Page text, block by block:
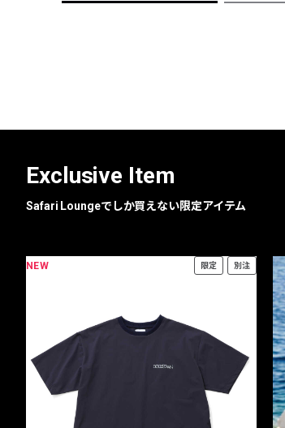
フォーカスブ
Exclusive Item
Safari Loungeでしか買えない限定アイテム
NEW 限定 別注